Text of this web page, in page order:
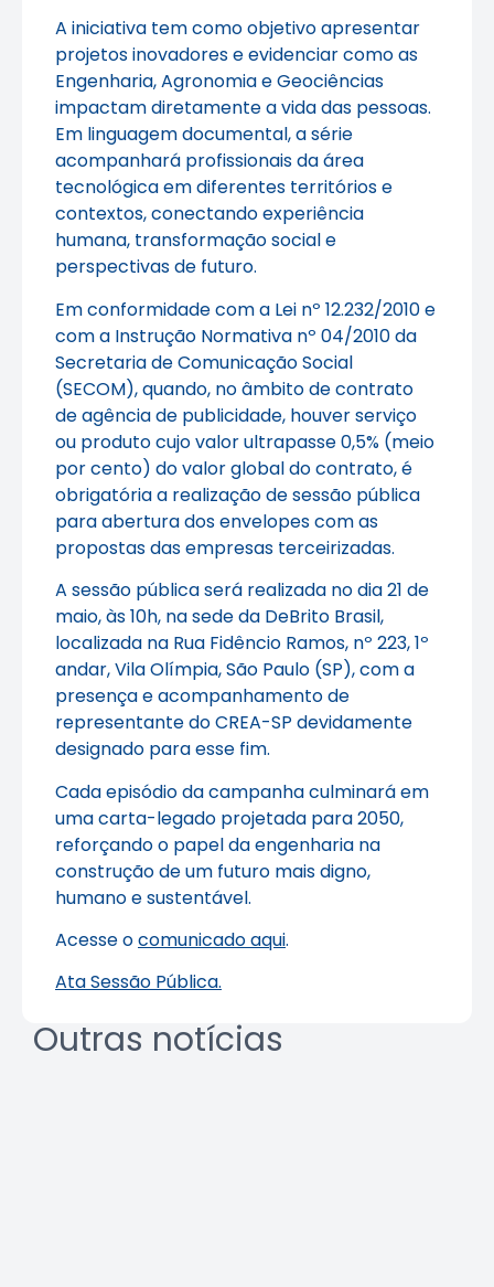
A iniciativa tem como objetivo apresentar
projetos inovadores e evidenciar como as
Engenharia, Agronomia e Geociências
impactam diretamente a vida das pessoas.
Em linguagem documental, a série
acompanhará profissionais da área
tecnológica em diferentes territórios e
contextos, conectando experiência
humana, transformação social e
perspectivas de futuro.
Em conformidade com a Lei nº 12.232/2010 e
com a Instrução Normativa nº 04/2010 da
Secretaria de Comunicação Social
(SECOM), quando, no âmbito de contrato
de agência de publicidade, houver serviço
ou produto cujo valor ultrapasse 0,5% (meio
por cento) do valor global do contrato, é
obrigatória a realização de sessão pública
para abertura dos envelopes com as
propostas das empresas terceirizadas.
A sessão pública será realizada no dia 21 de
maio, às 10h, na sede da DeBrito Brasil,
localizada na Rua Fidêncio Ramos, nº 223, 1º
andar, Vila Olímpia, São Paulo (SP), com a
presença e acompanhamento de
representante do CREA-SP devidamente
designado para esse fim.
Cada episódio da campanha culminará em
uma carta-legado projetada para 2050,
reforçando o papel da engenharia na
construção de um futuro mais digno,
humano e sustentável.
Acesse ocomunicado aqui.
Ata Sessão Pública.
Outras notícias